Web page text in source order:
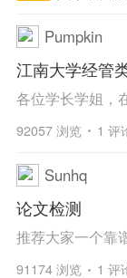
Pumpkin
江南大学经管
92057 浏览 1 评
Sunhq
论文检测
91174 浏览 1 评